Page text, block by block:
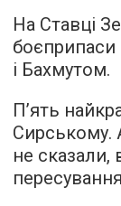
На Ставці
і Бахмутом.
П’ять
Сирському.
не